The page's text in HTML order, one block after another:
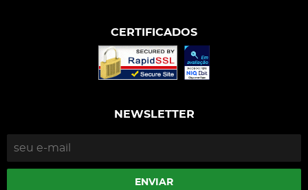
CERTIFICADOS
NEWSLETTER
ENVIAR